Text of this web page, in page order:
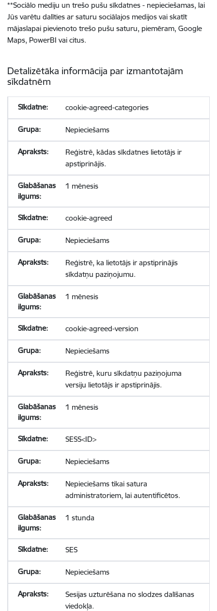
**Sociālo mediju un trešo pušu sīkdatnes - nepieciešamas, lai
Jūs varētu dalīties ar saturu sociālajos medijos vai skatīt
mājaslapai pievienoto trešo pušu saturu, piemēram, Google
Maps, PowerBI vai citus.
Detalizētāka informācija par izmantotajām
sīkdatnēm
cookie-agreed-categories
Nepieciešams
Reģistrē, kādas sīkdatnes lietotājs ir
apstiprinājis.
1 mēnesis
cookie-agreed
Nepieciešams
Reģistrē, ka lietotājs ir apstiprinājis
sīkdatņu paziņojumu.
1 mēnesis
cookie-agreed-version
Nepieciešams
Reģistrē, kuru sīkdatņu paziņojuma
versiju lietotājs ir apstiprinājis.
1 mēnesis
SESS<ID>
Nepieciešams
Nepieciešams tikai satura
administratoriem, lai autentificētos.
1 stunda
SES
Nepieciešams
Sesijas uzturēšana no slodzes dalīšanas
viedokļa.